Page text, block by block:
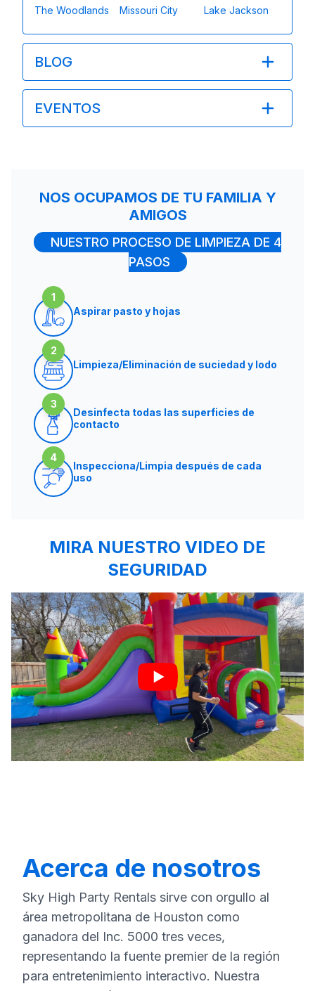
The Woodlands
Missouri City Lake Jackson
BLOG
EVENTOS
NOS OCUPAMOS DE TU FAMILIA Y
AMIGOS
NUESTRO PROCESO DE LIMPIEZA DE 4
PASOS
1
Aspirar pasto y hojas
2
Limpieza/Eliminación de suciedad y lodo
3
Desinfecta todas las superficies de
contacto
4
Inspecciona/Limpia después de cada
uso
MIRA NUESTRO VIDEO DE
SEGURIDAD
Acerca de nosotros
Sky High Party Rentals sirve con orgullo al
área metropolitana de Houston como
ganadora del Inc. 5000 tres veces,
representando la fuente premier de la región
para entretenimiento interactivo. Nuestra